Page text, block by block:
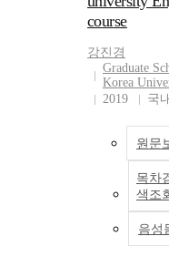
manner
the culturally
framework.The
researcher
the following:
familiar
culturally
facilitate it, (b)
district-level
leaders had not
This research
on the following
research
What does
multiliteracies
pedagogy
language
look like in
immersion
How can
multiliteracies
impact
of the purposes
translanguaging
and to
examples of how
elementary DLI
teachers think,
and teach with
translanguaging
critical literacy
pedagogy. It is
research
on its capacity
emancipatory
(Ellsworth et
More than 35
or passed
aimed at
restricting how
history are
public
(Flaherty, 2023;
course
강진경
Graduate
Korea
2019
국
원문
목차
색조
음성